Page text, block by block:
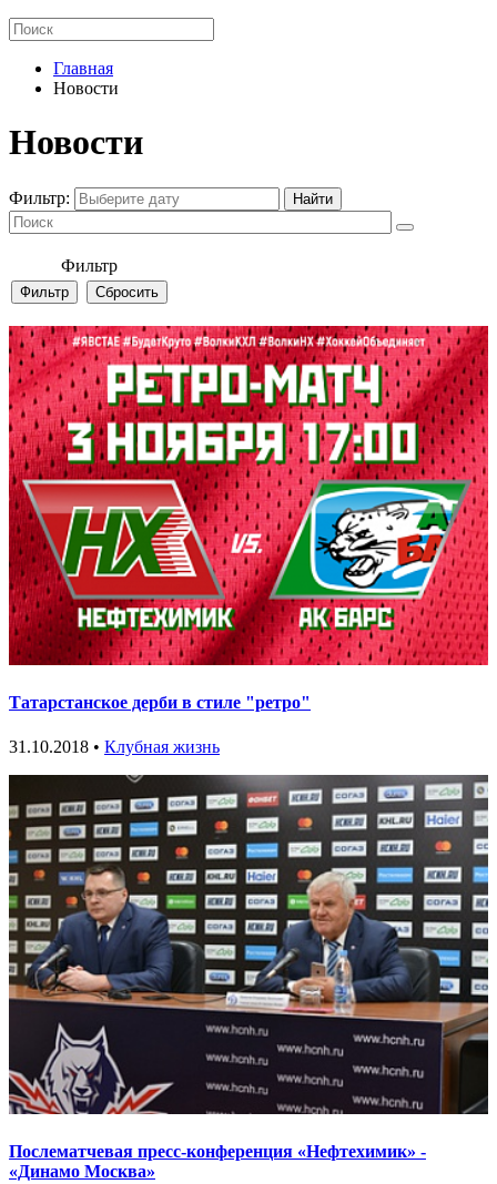
Главная
Новости
Новости
Фильтр:
Фильтр
Татарстанское дерби в стиле "ретро"
31.10.2018 • Клубная жизнь
Послематчевая пресс-конференция «Нефтехимик» -
«Динамо Москва»